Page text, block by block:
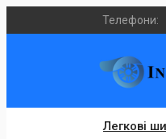
Телефони:
Легкові